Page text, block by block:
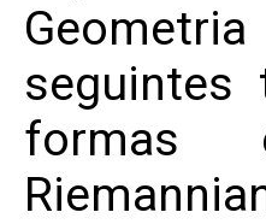
seguintes
formas